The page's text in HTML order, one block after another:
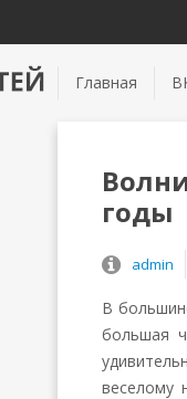
Главная
годы
admin
В
большая
веселому